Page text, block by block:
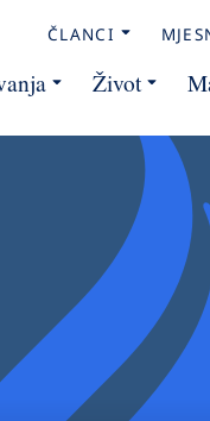
ČLANCI
Život